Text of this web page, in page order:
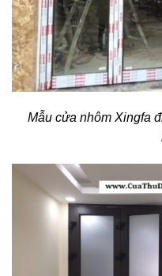
Mẫu cửa nhôm Xingfa